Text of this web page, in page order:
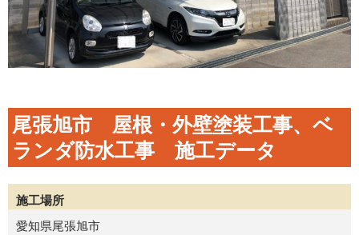
尾張旭市 屋根・外壁塗装工事、ベ
ランダ防水工事 施工データ
施工場所
愛知県尾張旭市